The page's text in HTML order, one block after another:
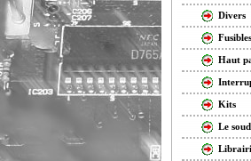
Divers
Haut
Kits
Le